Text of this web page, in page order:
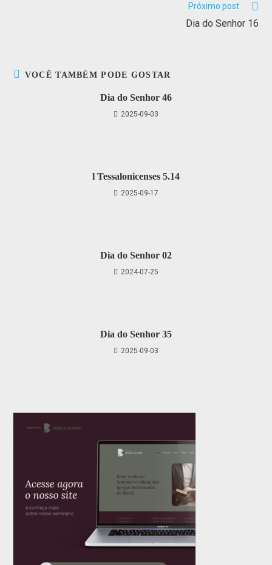
Próximo post
Dia do Senhor 16
VOCÊ TAMBÉM PODE GOSTAR
Dia do Senhor 46
2025-09-03
l Tessalonicenses 5.14
2025-09-17
Dia do Senhor 02
2024-07-25
Dia do Senhor 35
2025-09-03